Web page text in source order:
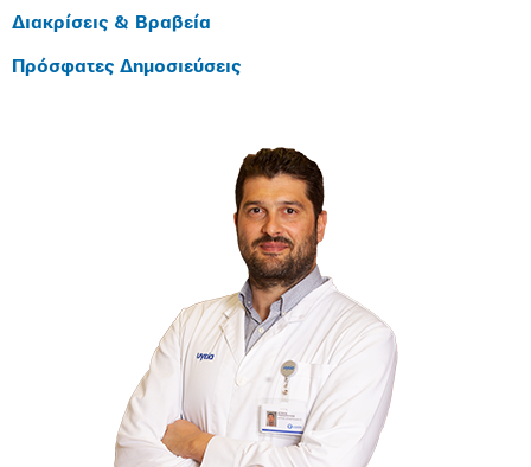
Διακρίσεις & Βραβεία
Πρόσφατες Δημοσιεύσεις